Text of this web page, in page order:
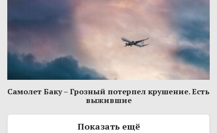
Самолет Баку – Грозный потерпел крушение. Есть
выжившие
Показать ещё